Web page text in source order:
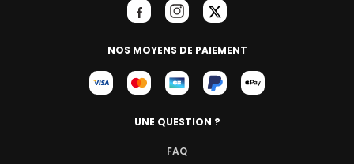
NOS MOYENS DE PAIEMENT
UNE QUESTION ?
FAQ